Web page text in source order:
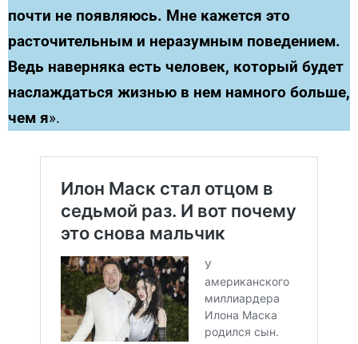
почти не появляюсь. Мне кажется это
расточительным и неразумным поведением.
Ведь наверняка есть человек, который будет
наслаждаться жизнью в нем намного больше,
чем я».